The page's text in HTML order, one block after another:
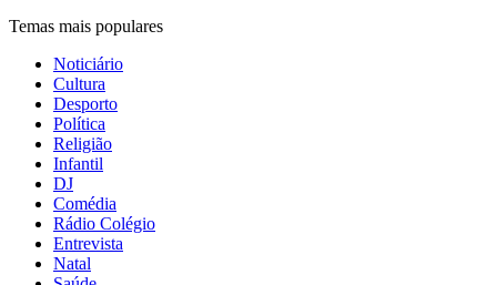
Temas mais populares
Noticiário
Cultura
Desporto
Política
Religião
Infantil
DJ
Comédia
Rádio Colégio
Entrevista
Natal